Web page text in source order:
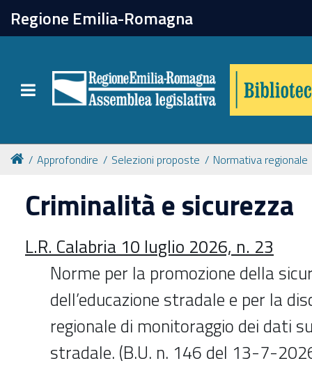
Regione Emilia-Romagna
Toggle navigation
chiudi
Catalogo online
Collezioni
Per approfondire
Appuntamenti
Prenotazione spazi
Approfondire Selezioni proposte Normativa regionale
Criminalità e sicurezza
L.R. Calabria 10 luglio 2026, n. 23
Norme per la promozione della
dell’educazione stradale e per la
regionale di monitoraggio dei dati
stradale. (B.U. n. 146 del 13-7-